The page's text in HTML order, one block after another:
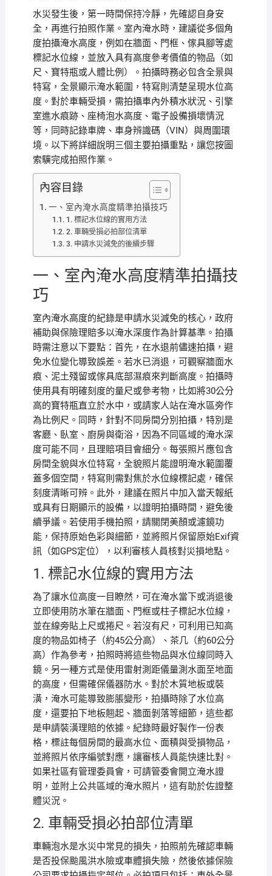
水災發生後，第一時間保持冷靜，先確認自身安
全，再進行拍照作業。室內淹水時，建議從多個角
度拍攝淹水高度，例如在牆面、門框、傢具腳等處
標記水位線，並放入具有高度參考價值的物品（如
尺、寶特瓶或人體比例）。拍攝時務必包含全景與
特寫，全景顯示淹水範圍，特寫則清楚呈現水位高
度。對於車輛受損，需拍攝車內外積水狀況、引擎
室進水痕跡、座椅泡水高度、電子設備損壞情況
等，同時記錄車牌、車身辨識碼（VIN）與周圍環
境。以下將詳細說明三個主要拍攝重點，讓您按圖
索驥完成拍照作業。
內容目錄
一、室內淹水高度精準拍攝技巧
1. 標記水位線的實用方法
2. 車輛受損必拍部位清單
3. 申請水災減免的後續步驟
一、室內淹水高度精準拍攝技
巧
室內淹水高度的紀錄是申請水災減免的核心，政府
補助與保險理賠多以淹水深度作為計算基準。拍攝
時需注意以下要點：首先，在水退前儘速拍攝，避
免水位變化導致誤差。若水已消退，可觀察牆面水
痕、泥土殘留或傢具底部濕痕來判斷高度。拍攝時
使用具有明確刻度的量尺或參考物，比如將30公分
高的寶特瓶直立於水中，或請家人站在淹水區旁作
為比例尺。同時，針對不同房間分別拍攝，特別是
客廳、臥室、廚房與衛浴，因為不同區域的淹水深
度可能不同，且理賠項目會細分。每張照片應包含
房間全貌與水位特寫，全貌照片能證明淹水範圍覆
蓋多個空間，特寫則需對焦於水位線標記處，確保
刻度清晰可辨。此外，建議在照片中加入當天報紙
或具有日期顯示的設備，以證明拍攝時間，避免後
續爭議。若使用手機拍照，請關閉美顏或濾鏡功
能，保持原始色彩與細節，並將照片保留原始Exif資
訊（如GPS定位），以利審核人員核對災損地點。
1. 標記水位線的實用方法
為了讓水位高度一目瞭然，可在淹水當下或消退後
立即使用防水筆在牆面、門框或柱子標記水位線，
並在線旁貼上尺或捲尺。若沒有尺，可利用已知高
度的物品如椅子（約45公分高）、茶几（約60公分
高）作為參考，拍照時將這些物品與水位線同時入
鏡。另一種方式是使用雷射測距儀量測水面至地面
的高度，但需確保儀器防水。對於木質地板或裝
潢，淹水可能導致膨脹變形，拍攝時除了水位高
度，還要拍下地板翹起、牆面剝落等細節，這些都
是申請裝潢理賠的依據。紀錄時最好製作一份表
格，標註每個房間的最高水位、面積與受損物品，
並將照片依序編號對應，讓審核人員能快速比對。
如果社區有管理委員會，可請管委會開立淹水證
明，並附上公共區域的淹水照片，這有助於佐證整
體災況。
2. 車輛受損必拍部位清單
車輛泡水是水災中常見的損失，拍照前先確認車輛
是否投保颱風洪水險或車體損失險，然後依據保險